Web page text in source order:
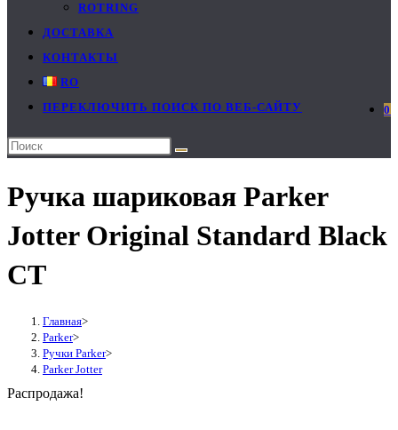
ROTRING
ДОСТАВКА
КОНТАКТЫ
RO
0
ПЕРЕКЛЮЧИТЬ ПОИСК ПО ВЕБ-САЙТУ
Ручка шариковая Parker
Jotter Original Standard Black
CT
Главная>
Parker>
Ручки Parker>
Parker Jotter
Распродажа!